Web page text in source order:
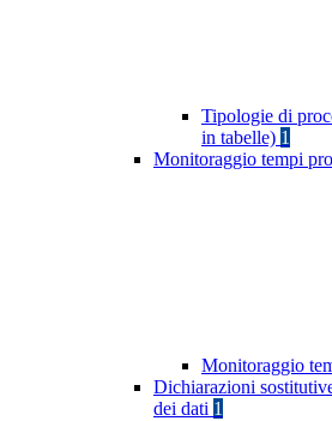
Tipologie di
in tabelle) 1
Monitoraggio tempi
Monitoraggio
Dichiarazioni
dei dati 1